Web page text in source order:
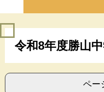
令和8年度勝山
ペー